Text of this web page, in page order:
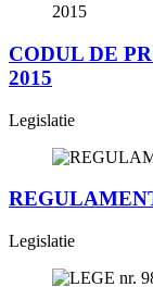
CODUL DE
2015
Legislatie
Legislatie